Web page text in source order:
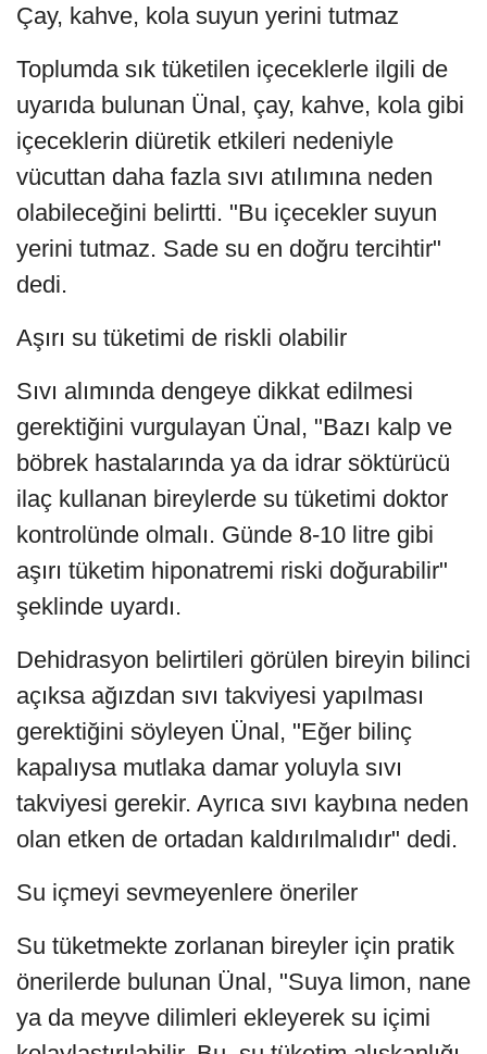
Çay, kahve, kola suyun yerini tutmaz
Toplumda sık tüketilen içeceklerle ilgili de
uyarıda bulunan Ünal, çay, kahve, kola gibi
içeceklerin diüretik etkileri nedeniyle
vücuttan daha fazla sıvı atılımına neden
olabileceğini belirtti. "Bu içecekler suyun
yerini tutmaz. Sade su en doğru tercihtir"
dedi.
Aşırı su tüketimi de riskli olabilir
Sıvı alımında dengeye dikkat edilmesi
gerektiğini vurgulayan Ünal, "Bazı kalp ve
böbrek hastalarında ya da idrar söktürücü
ilaç kullanan bireylerde su tüketimi doktor
kontrolünde olmalı. Günde 8-10 litre gibi
aşırı tüketim hiponatremi riski doğurabilir"
şeklinde uyardı.
Dehidrasyon belirtileri görülen bireyin bilinci
açıksa ağızdan sıvı takviyesi yapılması
gerektiğini söyleyen Ünal, "Eğer bilinç
kapalıysa mutlaka damar yoluyla sıvı
takviyesi gerekir. Ayrıca sıvı kaybına neden
olan etken de ortadan kaldırılmalıdır" dedi.
Su içmeyi sevmeyenlere öneriler
Su tüketmekte zorlanan bireyler için pratik
önerilerde bulunan Ünal, "Suya limon, nane
ya da meyve dilimleri ekleyerek su içimi